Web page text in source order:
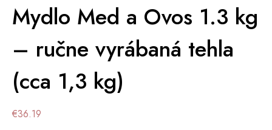
Mydlo Med a Ovos 1.3 kg
– ručne vyrábaná tehla
(cca 1,3 kg)
€36.19